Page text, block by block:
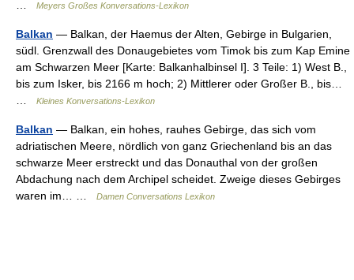
Meyers Großes Konversations-Lexikon
Balkan — Balkan, der Haemus der Alten, Gebirge in Bulgarien,
südl. Grenzwall des Donaugebietes vom Timok bis zum Kap Emine
am Schwarzen Meer [Karte: Balkanhalbinsel I]. 3 Teile: 1) West B.,
bis zum Isker, bis 2166 m hoch; 2) Mittlerer oder Großer B., bis…
Kleines Konversations-Lexikon
Balkan — Balkan, ein hohes, rauhes Gebirge, das sich vom
adriatischen Meere, nördlich von ganz Griechenland bis an das
schwarze Meer erstreckt und das Donauthal von der großen
Abdachung nach dem Archipel scheidet. Zweige dieses Gebirges
waren im… …
Damen Conversations Lexikon